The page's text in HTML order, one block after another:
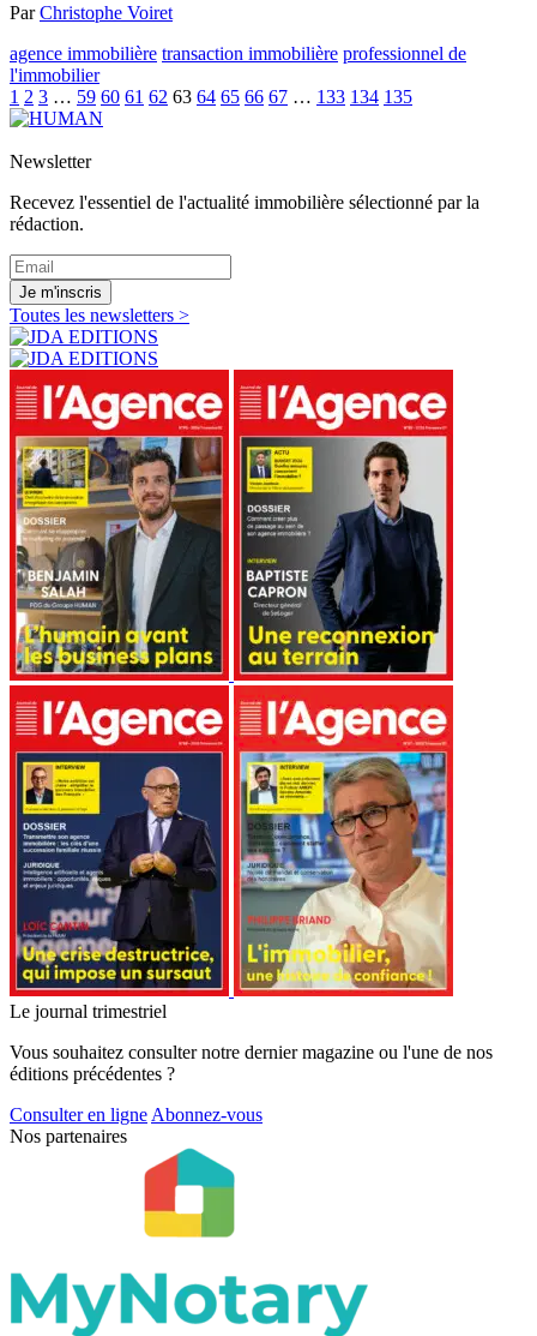
ParChristophe Voiret
agence immobilière transaction immobilière professionnel de
l'immobilier
1 2 3 … 59 60 61 62 63 64 65 66 67 … 133 134 135
Newsletter
Recevez l'essentiel de l'actualité immobilière sélectionné par la
rédaction.
Je m'inscris
Toutes les newsletters >
Le journal trimestriel
Vous souhaitez consulter notre dernier magazine ou l'une de nos
éditions précédentes ?
Consulter en ligne Abonnez-vous
Nos partenaires